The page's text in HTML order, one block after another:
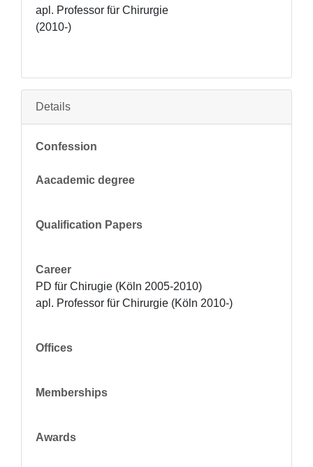
apl. Professor für Chirurgie
(2010-)
Details
Confession
Aacademic degree
Qualification Papers
Career
PD für Chirugie (Köln 2005-2010)
apl. Professor für Chirurgie (Köln 2010-)
Offices
Memberships
Awards